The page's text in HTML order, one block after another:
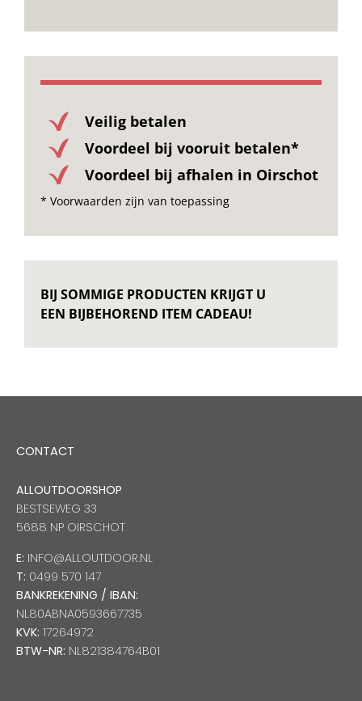
Veilig betalen
Voordeel bij vooruit betalen*
Voordeel bij afhalen in Oirschot
* Voorwaarden zijn van toepassing
BIJ SOMMIGE PRODUCTEN KRIJGT U
EEN BIJBEHOREND ITEM CADEAU!
CONTACT
ALLOUTDOORSHOP
BESTSEWEG 33
5688 NP OIRSCHOT
E: INFO@ALLOUTDOOR.NL
T: 0499 570 147
BANKREKENING / IBAN:
NL80ABNA0593667735
KVK: 17264972
BTW-NR: NL821384764B01